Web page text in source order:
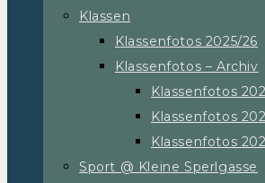
Klassen
Klassenfotos 2025/26
Klassenfotos – Archiv
Klassenfotos
Klassenfotos
Klassenfotos
Sport @ Kleine Sperlgasse